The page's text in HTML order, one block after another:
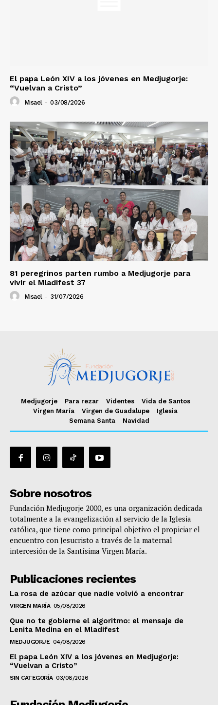
El papa León XIV a los jóvenes en Medjugorje:
“Vuelvan a Cristo”
Misael - 03/08/2026
81 peregrinos parten rumbo a Medjugorje para
vivir el Mladifest 37
Misael - 31/07/2026
Medjugorje Para rezar Videntes
Vida de Santos
Virgen María
Virgen de Guadalupe
Iglesia
Semana Santa
Navidad
Sobre nosotros
Fundación Medjugorje 2000, es una organización dedicada
totalmente a la evangelización al servicio de la Iglesia
católica, que tiene como principal objetivo el propiciar el
encuentro con Jesucristo a través de la maternal
intercesión de la Santísima Virgen María.
Publicaciones recientes
La rosa de azúcar que nadie volvió a encontrar
VIRGEN MARÍA 05/08/2026
Que no te gobierne el algoritmo: el mensaje de
Lenita Medina en el Mladifest
MEDJUGORJE 04/08/2026
El papa León XIV a los jóvenes en Medjugorje:
“Vuelvan a Cristo”
SIN CATEGORÍA 03/08/2026